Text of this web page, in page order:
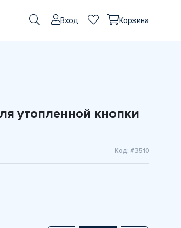
Вход Корзина
утопленной кнопки
Код: #3510